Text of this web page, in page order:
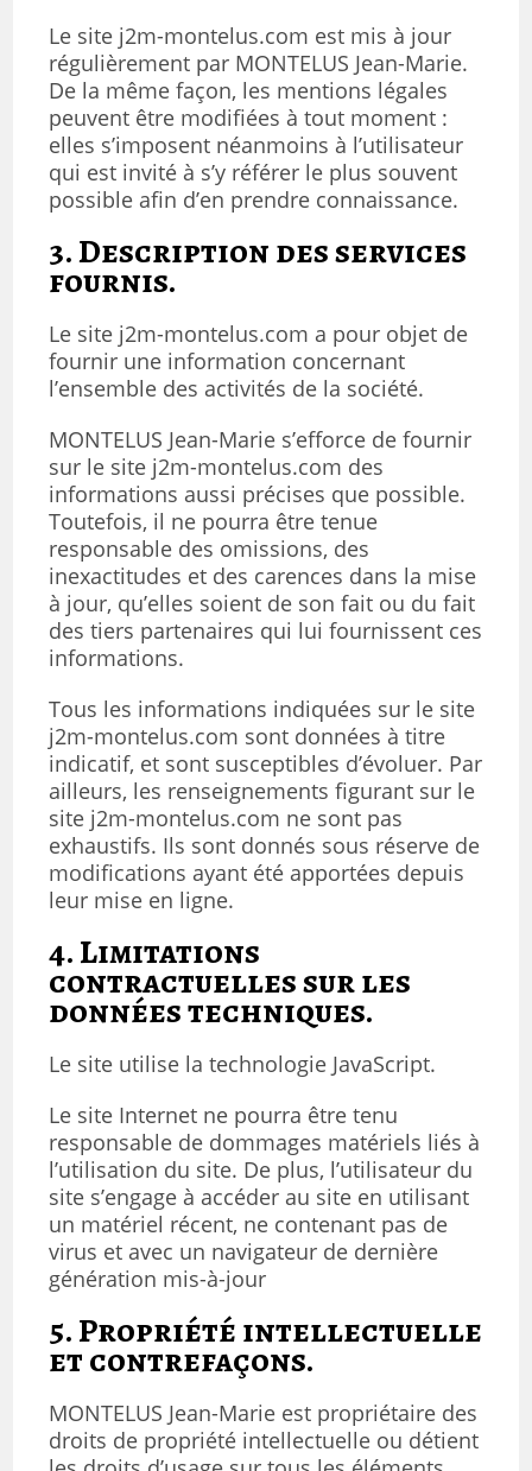
Le site j2m-montelus.com est mis à jour
régulièrement par MONTELUS Jean-Marie.
De la même façon, les mentions légales
peuvent être modifiées à tout moment :
elles s’imposent néanmoins à l’utilisateur
qui est invité à s’y référer le plus souvent
possible afin d’en prendre connaissance.
3. Description des services
fournis.
Le site j2m-montelus.com a pour objet de
fournir une information concernant
l’ensemble des activités de la société.
MONTELUS Jean-Marie s’efforce de fournir
sur le site j2m-montelus.com des
informations aussi précises que possible.
Toutefois, il ne pourra être tenue
responsable des omissions, des
inexactitudes et des carences dans la mise
à jour, qu’elles soient de son fait ou du fait
des tiers partenaires qui lui fournissent ces
informations.
Tous les informations indiquées sur le site
j2m-montelus.com sont données à titre
indicatif, et sont susceptibles d’évoluer. Par
ailleurs, les renseignements figurant sur le
site j2m-montelus.com ne sont pas
exhaustifs. Ils sont donnés sous réserve de
modifications ayant été apportées depuis
leur mise en ligne.
4. Limitations
contractuelles sur les
données techniques.
Le site utilise la technologie JavaScript.
Le site Internet ne pourra être tenu
responsable de dommages matériels liés à
l’utilisation du site. De plus, l’utilisateur du
site s’engage à accéder au site en utilisant
un matériel récent, ne contenant pas de
virus et avec un navigateur de dernière
génération mis-à-jour
5. Propriété intellectuelle
et contrefaçons.
MONTELUS Jean-Marie est propriétaire des
droits de propriété intellectuelle ou détient